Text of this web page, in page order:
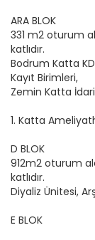
ARA BLOK
331 m2 oturum
katlıdır.
Bodrum Katta
Kayıt Birimleri,
Zemin Katta İdari
1. Katta
D BLOK
912m2 oturum
katlıdır.
Diyaliz Ünitesi,
E BLOK